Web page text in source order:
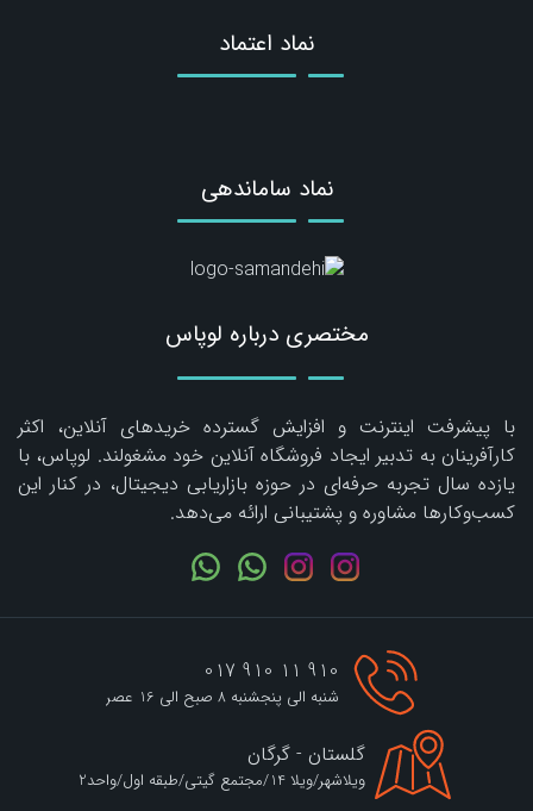
مختصری درباره لوپاس
با پیشرفت اینترنت و افزایش گسترده خریدهای آنلاین، اکثر
کارآفرینان به تدبیر ایجاد فروشگاه آنلاین خود مشغولند. لوپاس، با
یازده سال تجربه حرفه‌ای در حوزه بازاریابی دیجیتال، در کنار این
کسب‌وکارها مشاوره و پشتیبانی ارائه می‌دهد.
نماد اعتماد
نماد ساماندهی
910 11 910 017
شنبه الی پنجشنبه 8 صبح الی 16 عصر
گلستان - گرگان
ویلاشهر/ویلا 14/مجتمع گیتی/طبقه اول/واحد2